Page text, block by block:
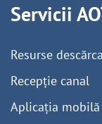
Servicii
Resurse
Recepție canal
Aplicația mobilă